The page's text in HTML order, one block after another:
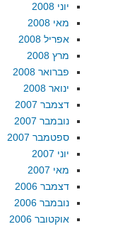
יוני 2008
מאי 2008
אפריל 2008
מרץ 2008
פברואר 2008
ינואר 2008
דצמבר 2007
נובמבר 2007
ספטמבר 2007
יוני 2007
מאי 2007
דצמבר 2006
נובמבר 2006
אוקטובר 2006